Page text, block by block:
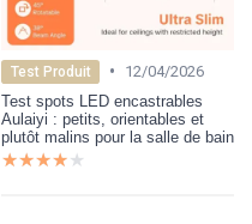
Test Produit •
12/04/2026
Test spots LED encastrables
Aulaiyi : petits, orientables et
plutôt malins pour la salle de bain
★★★★★
★★★★★